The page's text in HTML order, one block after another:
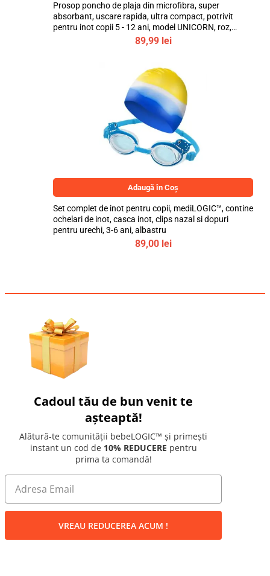
Prosop poncho de plaja din microfibra, super
absorbant, uscare rapida, ultra compact, potrivit
pentru inot copii 5 - 12 ani, model UNICORN, roz,
89,99 lei
Adaugă în Coș
Set complet de inot pentru copii, mediLOGIC™, contine
ochelari de inot, casca inot, clips nazal si dopuri
pentru urechi, 3-6 ani, albastru
89,00 lei
Cadoul tău de bun venit te
așteaptă!
Alătură-te comunității bebeLOGIC™ și primești
instant un cod de 10% REDUCERE pentru
prima ta comandă!
VREAU REDUCEREA ACUM !